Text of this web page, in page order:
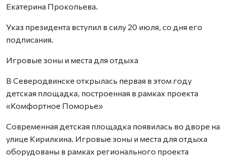
Екатерина Прокопьева.
Указ президента вступил в силу 20 июля, со дня его
подписания.
Игровые зоны и места для отдыха
В Северодвинске открылась первая в этом году
детская площадка, построенная в рамках проекта
«Комфортное Поморье»
Современная детская площадка появилась во дворе на
улице Кирилкина. Игровые зоны и места для отдыха
оборудованы в рамках регионального проекта